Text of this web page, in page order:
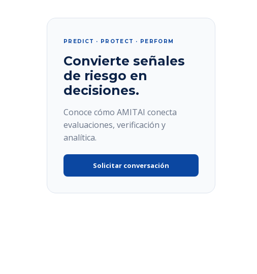
PREDICT · PROTECT · PERFORM
Convierte señales
de riesgo en
decisiones.
Conoce cómo AMITAI conecta
evaluaciones, verificación y
analítica.
Solicitar conversación